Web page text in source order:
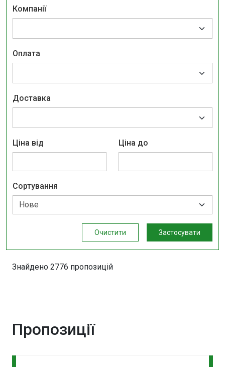
Компанії
Оплата
Доставка
Ціна від Ціна до
Сортування
Очистити Застосувати
Знайдено 2776 пропозицій
Пропозиції